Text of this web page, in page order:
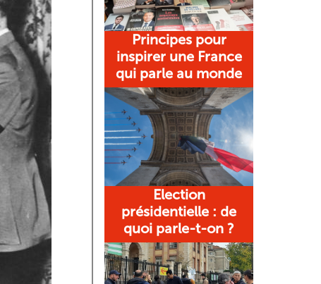
Principes pour
inspirer une France
qui parle au monde
Election
présidentielle : de
quoi parle-t-on ?